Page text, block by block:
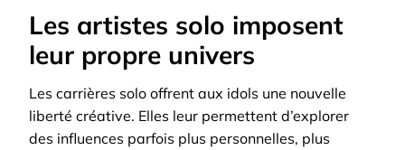
Les artistes solo imposent
leur propre univers
Les carrières solo offrent aux idols une nouvelle
liberté créative. Elles leur permettent d’explorer
des influences parfois plus personnelles, plus